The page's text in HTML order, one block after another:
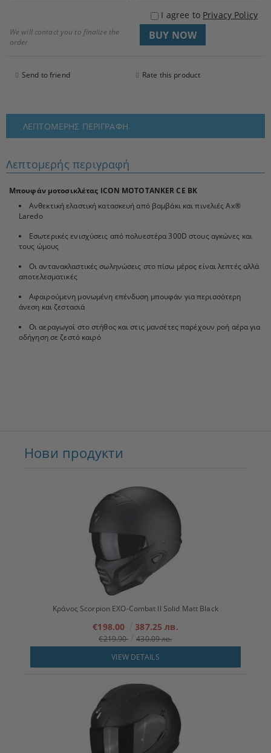
I agree to Privacy Policy
We will contact you to finalize the
order
Send to friend Rate this product
ΛΕΠΤΟΜΕΡΉΣ ΠΕΡΙΓΡΑΦΉ
Λεπτομερής περιγραφή
Μπουφάν μοτοσικλέτας ICON MOTOTANKER CE BK
Ανθεκτική ελαστική κατασκευή από βαμβάκι και πινελιές Ax®
Laredo
Εσωτερικές ενισχύσεις από πολυεστέρα 300D στους αγκώνες και
τους ώμους
Οι αντανακλαστικές σωληνώσεις στο πίσω μέρος είναι λεπτές αλλά
αποτελεσματικές
Αφαιρούμενη μονωμένη επένδυση μπουφάν για περισσότερη
άνεση και ζεστασιά
Οι αεραγωγοί στο στήθος και στις μανσέτες παρέχουν ροή αέρα για
οδήγηση σε ζεστό καιρό
Нови продукти
Κράνος Scorpion EXO-Combat II Solid Matt Black
€198.00 387.25 лв.
€219.90
430.09 лв.
VIEW DETAILS